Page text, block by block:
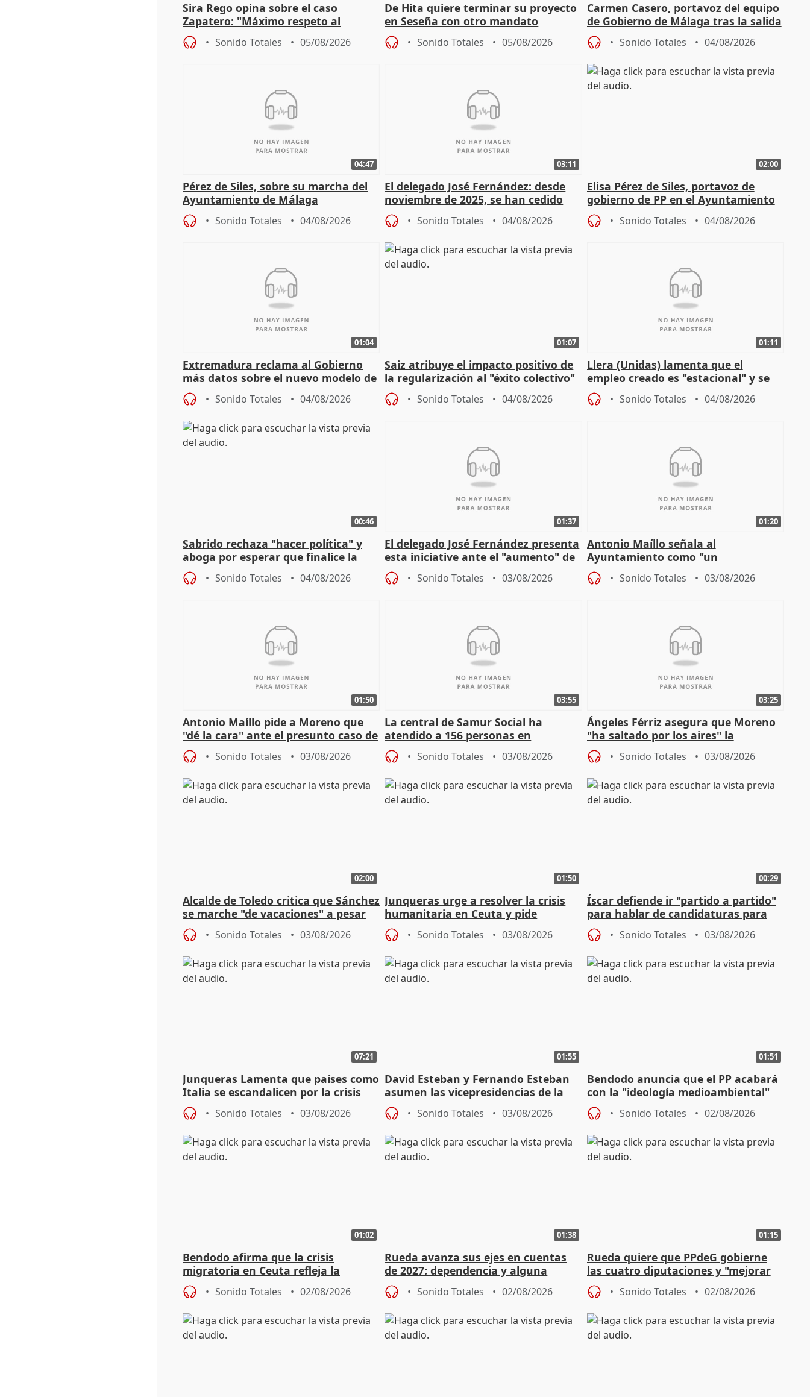
Sira Rego opina sobre el caso
Zapatero: "Máximo respeto al
proceso judicial"
Sonido Totales 05/08/2026
De Hita quiere terminar su proyecto
en Seseña con otro mandato
Sonido Totales 05/08/2026
Carmen Casero, portavoz del equipo
de Gobierno de Málaga tras la salida
de Pérez de Siles
Sonido Totales 04/08/2026
04:47
Pérez de Siles, sobre su marcha del
Ayuntamiento de Málaga
Sonido Totales 04/08/2026
03:11
El delegado José Fernández: desde
noviembre de 2025, se han cedido
9.810 ayudas por nacimiento
Sonido Totales 04/08/2026
02:00
Elisa Pérez de Siles, portavoz de
gobierno de PP en el Ayuntamiento
de Málaga, deja la política
Sonido Totales 04/08/2026
01:04
Extremadura reclama al Gobierno
más datos sobre el nuevo modelo de
financiación
Sonido Totales 04/08/2026
01:07
Saiz atribuye el impacto positivo de
la regularización al "éxito colectivo"
del Gobierno
Sonido Totales 04/08/2026
01:11
Llera (Unidas) lamenta que el
empleo creado es "estacional" y se
"esfumará" al acabar el verano
Sonido Totales 04/08/2026
00:46
Sabrido rechaza "hacer política" y
aboga por esperar que finalice la
investigación del incendio
Sonido Totales 04/08/2026
01:37
El delegado José Fernández presenta
esta iniciative ante el "aumento" de
personas sin hogar en Madri
Sonido Totales 03/08/2026
01:20
Antonio Maíllo señala al
Ayuntamiento como "un
especulador más" sobre viviendas de
Jiménez Becerril
Sonido Totales 03/08/2026
01:50
Antonio Maíllo pide a Moreno que
"dé la cara" ante el presunto caso de
acoso del CEO de ADM
Sonido Totales 03/08/2026
03:55
La central de Samur Social ha
atendido a 156 personas en
situación de calle durante Campaña
de CalorSonido Totales 03/08/2026
03:25
Ángeles Férriz asegura que Moreno
"ha saltado por los aires" la
negociación tras acuerdo con SMA
Sonido Totales 03/08/2026
02:00
Alcalde de Toledo critica que Sánchez
se marche "de vacaciones" a pesar
de la crisis migratoria
Sonido Totales 03/08/2026
01:50
Junqueras urge a resolver la crisis
humanitaria en Ceuta y pide
responsabilidad a la UE
Sonido Totales 03/08/2026
00:29
Íscar defiende ir "partido a partido"
para hablar de candidaturas para
2027
Sonido Totales 03/08/2026
07:21
Junqueras Lamenta que países como
Italia se escandalicen por la crisis
migratoria
Sonido Totales 03/08/2026
01:55
David Esteban y Fernando Esteban
asumen las vicepresidencias de la
Diputación de Valladolid
Sonido Totales 03/08/2026
01:51
Bendodo anuncia que el PP acabará
con la "ideología medioambiental"
para regenerar las playas
Sonido Totales 02/08/2026
01:02
Bendodo afirma que la crisis
migratoria en Ceuta refleja la
"extrema debilidad" del Gobierno
Sonido Totales 02/08/2026
01:38
Rueda avanza sus ejes en cuentas
de 2027: dependencia y alguna
rebaja fiscal más en vivienda
Sonido Totales 02/08/2026
01:15
Rueda quiere que PPdeG gobierne
las cuatro diputaciones y "mejorar
en concejales" en ciudades
Sonido Totales 02/08/2026